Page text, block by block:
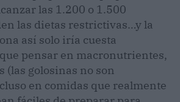
las 1.200 o 1.500
las dietas restrictivas…y la
así solo iría cuesta
pensar en macronutrientes,
(las golosinas no son
en comidas que realmente